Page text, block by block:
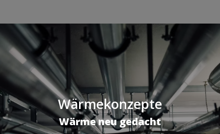
Wärmekonzepte
Wärme neu gedacht